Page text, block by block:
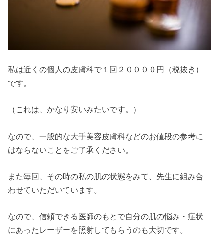
私は近くの個人の皮膚科で１回２００００円（税抜き）
です。
（これは、かなり安いみたいです。）
なので、一般的な大手美容皮膚科などのお値段の参考に
はならないことをご了承ください。
また毎回、その時の私の肌の状態をみて、先生に組み合
わせていただいています。
なので、信頼できる医師のもとで自分の肌の悩み・症状
にあったレーザーを照射してもらうのも大切です。